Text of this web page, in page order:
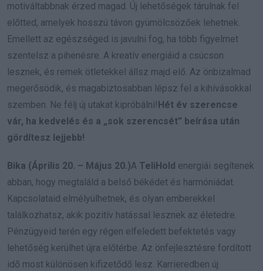
motiváltabbnak érzed magad. Új lehetőségek tárulnak fel
előtted, amelyek hosszú távon gyümölcsözőek lehetnek.
Emellett az egészséged is javulni fog, ha több figyelmet
szentelsz a pihenésre. A kreatív energiáid a csúcson
lesznek, és remek ötletekkel állsz majd elő. Az önbizalmad
megerősödik, és magabiztosabban lépsz fel a kihívásokkal
szemben. Ne félj új utakat kipróbálni! Hét év szerencse
vár, ha kedvelés és a „sok szerencsét” beírása után
gördítesz lejjebb!
Bika (Április 20. – Május 20.)A TeliHold energiái segítenek
abban, hogy megtaláld a belső békédet és harmóniádat.
Kapcsolataid elmélyülhetnek, és olyan emberekkel
találkozhatsz, akik pozitív hatással lesznek az életedre.
Pénzügyeid terén egy régen elfeledett befektetés vagy
lehetőség kerülhet újra előtérbe. Az önfejlesztésre fordított
idő most különösen kifizetődő lesz. Karrieredben új